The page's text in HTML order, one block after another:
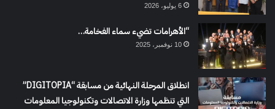
6 يوليو، 2026
“الأهرامات تضيء سماء الفخامة…
10 نوفمبر، 2025
انطلاق المرحلة النهائية من مسابقة “DIGITOPIA”
التي تنظمها وزارة الاتصالات وتكنولوجيا المعلومات